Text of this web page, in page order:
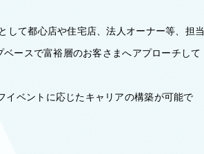
て都心店や住宅店、法人オーナー等、担当
ースで富裕層のお客さまへアプローチして
ベントに応じたキャリアの構築が可能で